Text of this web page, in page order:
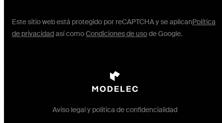
Este sitio web está protegido por reCAPTCHA y se aplicanPolítica
de privacidadasí comoCondiciones de usode Google.
Aviso legal y politica de confidencialidad